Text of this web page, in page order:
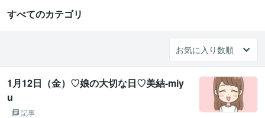
すべてのカテゴリ
1月12日（金）♡娘の大切な日♡美結-miy
u
記事